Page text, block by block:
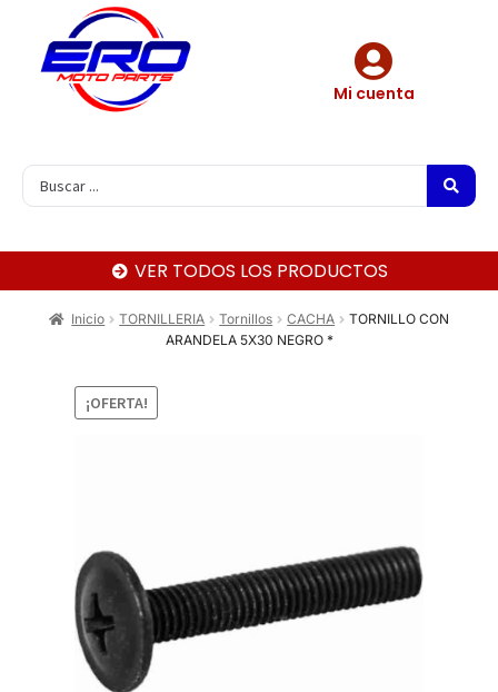
Mi cuenta
VER TODOS LOS PRODUCTOS
Inicio TORNILLERIA Tornillos CACHA
TORNILLO CON
ARANDELA 5X30 NEGRO *
¡OFERTA!